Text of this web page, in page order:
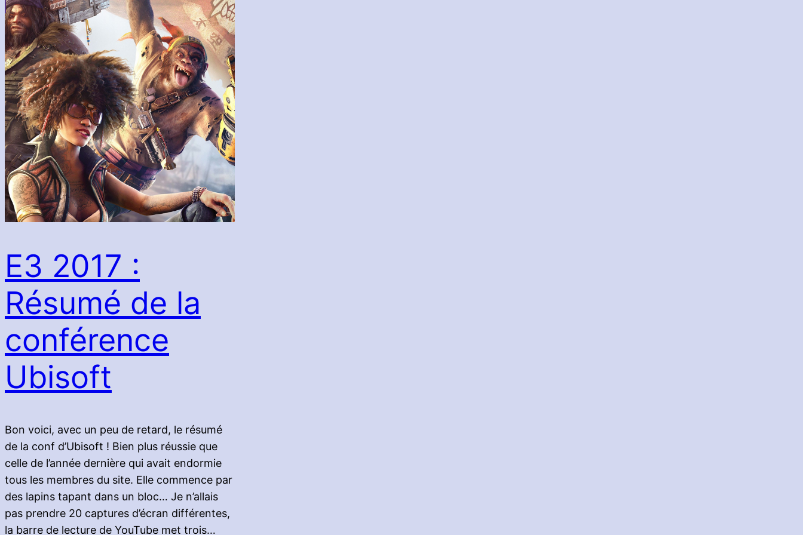
E3 2017 :
Résumé de la
conférence
Ubisoft
Bon voici, avec un peu de retard, le résumé
de la conf d’Ubisoft ! Bien plus réussie que
celle de l’année dernière qui avait endormie
tous les membres du site. Elle commence par
des lapins tapant dans un bloc… Je n’allais
pas prendre 20 captures d’écran différentes,
la barre de lecture de YouTube met trois…